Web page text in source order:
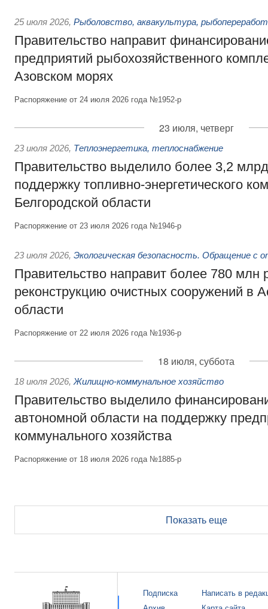
25 июля 2026, Рыболовство, аквакультура,
Правительство направит
предприятий рыбохозяйственного
Азовском морях
Распоряжение от 24 июля 2026 года №1952-р
23 июля, четверг
23 июля 2026, Теплоэнергетика, теплоснабжение
Правительство выделило более 3,2
поддержку топливно-энергетического
Белгородской области
Распоряжение от 23 июля 2026 года №1946-р
23 июля 2026, Экологическая безопасность. Обращение с
Правительство направит более 780 млн
реконструкцию очистных сооружений в
области
Распоряжение от 22 июля 2026 года №1936-р
18 июля, суббота
18 июля 2026, Жилищно-коммунальное хозяйство
Правительство выделило
автономной области на поддержку
коммунального хозяйства
Распоряжение от 18 июля 2026 года №1885-р
Показать еще
Подписка
Написать в